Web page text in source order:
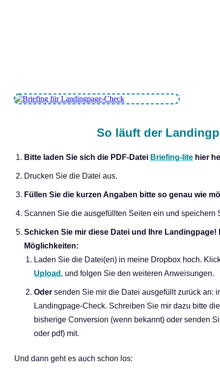
So läuft der
Bitte laden Sie sich die PDF-Datei Briefing-lite hier
Drucken Sie die Datei aus.
Füllen Sie die kurzen Angaben bitte so genau wie
Scannen Sie die ausgefüllten Seiten ein und speichern
Schicken Sie mir diese Datei und Ihre
Möglichkeiten:
Laden Sie die Datei(en) in meine Dropbox hoch.
Upload. und folgen Sie den weiteren Anweisungen.
Oder senden Sie mir die Datei ausgefüllt zurück an:
Landingpage-Check. Schreiben Sie mir dazu bitte
bisherige Conversion (wenn bekannt) oder senden
oder pdf) mit.
Und dann geht es auch schon los: